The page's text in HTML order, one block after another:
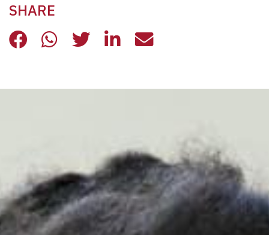
SHARE
PRIMA LA COMUNITÀ
PRIMA LA COMUNITÀ
PRIMA LA COMUNITÀ
PRIMA LA COMUNITÀ
PRIMA LA